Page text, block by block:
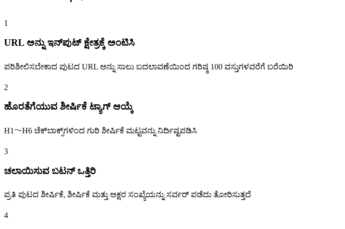
1
URL ಅನ್ನು ಇನ್‌ಪುಟ್ ಕ್ಷೇತ್ರಕ್ಕೆ ಅಂಟಿಸಿ
ಪರಿಶೀಲಿಸಬೇಕಾದ ಪುಟದ URL ಅನ್ನು ಸಾಲು ಬದಲಾವಣೆಯಿಂದ ಗರಿಷ್ಠ 100 ವಸ್ತುಗಳವರೆಗೆ ಬರೆಯಿರಿ
2
ಹೊರತೆಗೆಯುವ ಶೀರ್ಷಿಕೆ ಟ್ಯಾಗ್ ಆಯ್ಕೆ
H1〜H6 ಚೆಕ್‌ಬಾಕ್ಸ್‌ಗಳಿಂದ ಗುರಿ ಶೀರ್ಷಿಕೆ ಮಟ್ಟವನ್ನು ನಿರ್ದಿಷ್ಟಪಡಿಸಿ
3
ಚಲಾಯಿಸುವ ಬಟನ್ ಒತ್ತಿರಿ
ಪ್ರತಿ ಪುಟದ ಶೀರ್ಷಿಕೆ, ಶೀರ್ಷಿಕೆ ಮತ್ತು ಅಕ್ಷರ ಸಂಖ್ಯೆಯನ್ನು ಸರ್ವರ್ ಪಡೆದು ತೋರಿಸುತ್ತದೆ
4